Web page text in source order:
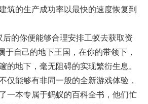
筑的生产成功率以最快的速度恢复到
的你便能够合理安排工蚁去获取资
于自己的地下王国，在你的带领下，
的地下，毫无阻碍的实现繁衍生息。
仅能够有非同一般的全新游戏体验，
一本专属于蚂蚁的百科全书，他们忙